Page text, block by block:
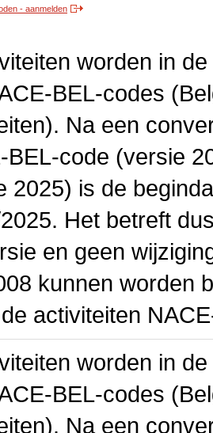
- aanmelden
worden in
BEL-codes
Na een
BEL-code (versie
2025) is de
Het betreft
en geen
kunnen worden
activiteiten
worden in
BEL-codes
Na een